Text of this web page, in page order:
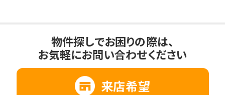
物件探しでお困りの際は、
お気軽にお問い合わせください
来店希望